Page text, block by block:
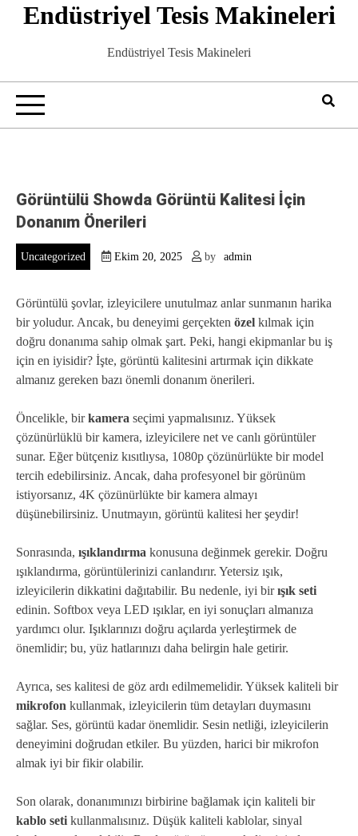
Endüstriyel Tesis Makineleri
Endüstriyel Tesis Makineleri
Görüntülü Showda Görüntü Kalitesi İçin
Donanım Önerileri
Uncategorized Ekim 20, 2025 by admin
Görüntülü şovlar, izleyicilere unutulmaz anlar sunmanın harika
bir yoludur. Ancak, bu deneyimi gerçekten özel kılmak için
doğru donanıma sahip olmak şart. Peki, hangi ekipmanlar bu iş
için en iyisidir? İşte, görüntü kalitesini artırmak için dikkate
almanız gereken bazı önemli donanım önerileri.
Öncelikle, birkamera seçimi yapmalısınız. Yüksek
çözünürlüklü bir kamera, izleyicilere net ve canlı görüntüler
sunar. Eğer bütçeniz kısıtlıysa, 1080p çözünürlükte bir model
tercih edebilirsiniz. Ancak, daha profesyonel bir görünüm
istiyorsanız, 4K çözünürlükte bir kamera almayı
düşünebilirsiniz. Unutmayın, görüntü kalitesi her şeydir!
Sonrasında, ışıklandırma konusuna değinmek gerekir. Doğru
ışıklandırma, görüntülerinizi canlandırır. Yetersiz ışık,
izleyicilerin dikkatini dağıtabilir. Bu nedenle, iyi birışık seti
edinin. Softbox veya LED ışıklar, en iyi sonuçları almanıza
yardımcı olur. Işıklarınızı doğru açılarda yerleştirmek de
önemlidir; bu, yüz hatlarınızı daha belirgin hale getirir.
Ayrıca, ses kalitesi de göz ardı edilmemelidir. Yüksek kaliteli bir
mikrofon kullanmak, izleyicilerin tüm detayları duymasını
sağlar. Ses, görüntü kadar önemlidir. Sesin netliği, izleyicilerin
deneyimini doğrudan etkiler. Bu yüzden, harici bir mikrofon
almak iyi bir fikir olabilir.
Son olarak, donanımınızı birbirine bağlamak için kaliteli bir
kablo seti kullanmalısınız. Düşük kaliteli kablolar, sinyal